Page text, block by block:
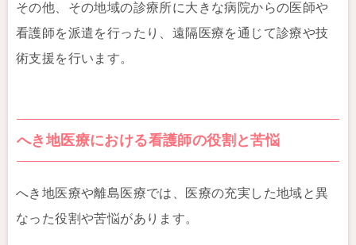
その他、その地域の診療所に大きな病院からの医師や
看護師を派遣を行ったり、遠隔医療を通じて診療や技
術支援を行います。
へき地医療における看護師の役割と苦悩
へき地医療や離島医療では、医療の充実した地域と異
なった役割や苦悩があります。